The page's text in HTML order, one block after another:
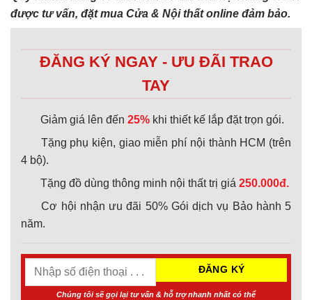
được tư vấn, đặt mua Cửa & Nội thất online đảm bảo.
ĐĂNG KÝ NGAY - ƯU ĐÃI TRAO
TAY
Giảm giá lên đến 25% khi thiết kế lắp đặt trọn gói.
Tặng phụ kiện, giao miễn phí nội thành HCM (trên
4 bộ).
Tặng đồ dùng thông minh nội thất trị giá 250.000đ.
Cơ hội nhận ưu đãi 50% Gói dịch vụ Bảo hành 5
năm.
Chúng tôi sẽ gọi lại tư vấn & hỗ trợ nhanh nhất có thể